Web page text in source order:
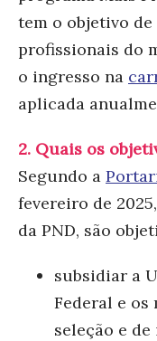
tem o objetivo
profissionais do
o ingresso na
aplicada
2. Quais os
Segundo a
fevereiro de
da PND, são
subsidiar a
Federal e
seleção e